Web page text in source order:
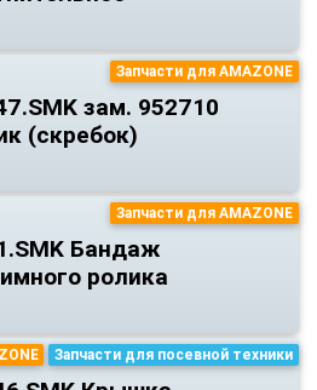
Запчасти для AMAZONE
зам. 952710
(скребок)
Запчасти для AMAZONE
Бандаж
ролика
Запчасти для посевной техники